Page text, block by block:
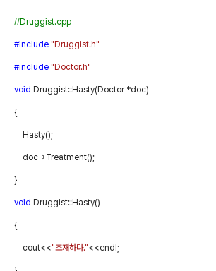
//Druggist.cpp
#include "Druggist.h"
#include "Doctor.h"
void Druggist::Hasty(Doctor *doc)
{
Hasty();
doc->Treatment();
}
void Druggist::Hasty()
{
cout<<"조재하다."<<endl;